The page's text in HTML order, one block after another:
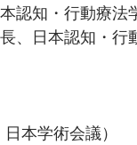
認知・行動療法
、日本認知・
本学術会議）